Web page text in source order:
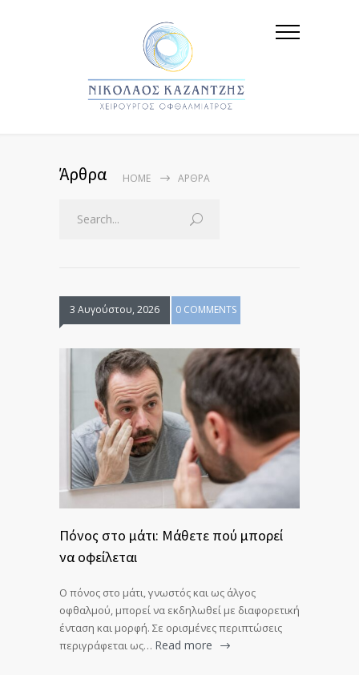
Άρθρα HOME ΆΡΘΡΑ
3 Αυγούστου, 2026 0 COMMENTS
Πόνος στο μάτι: Μάθετε πού μπορεί
να οφείλεται
Ο πόνος στο μάτι, γνωστός και ως άλγος
οφθαλμού, μπορεί να εκδηλωθεί με διαφορετική
ένταση και μορφή. Σε ορισμένες περιπτώσεις
περιγράφεται ως… Read more